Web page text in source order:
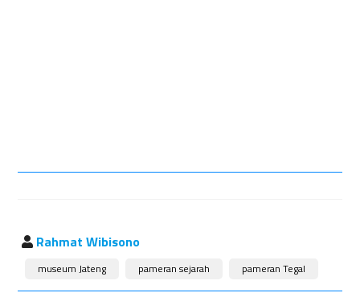
Rahmat Wibisono
museum Jateng pameran sejarah pameran Tegal